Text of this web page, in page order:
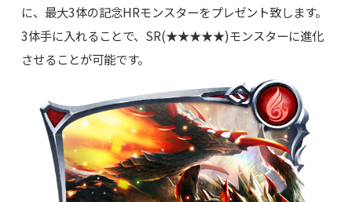
に、最大3体の記念HRモンスターをプレゼント致します。
3体手に入れることで、SR(★★★★★)モンスターに進化
させることが可能です。